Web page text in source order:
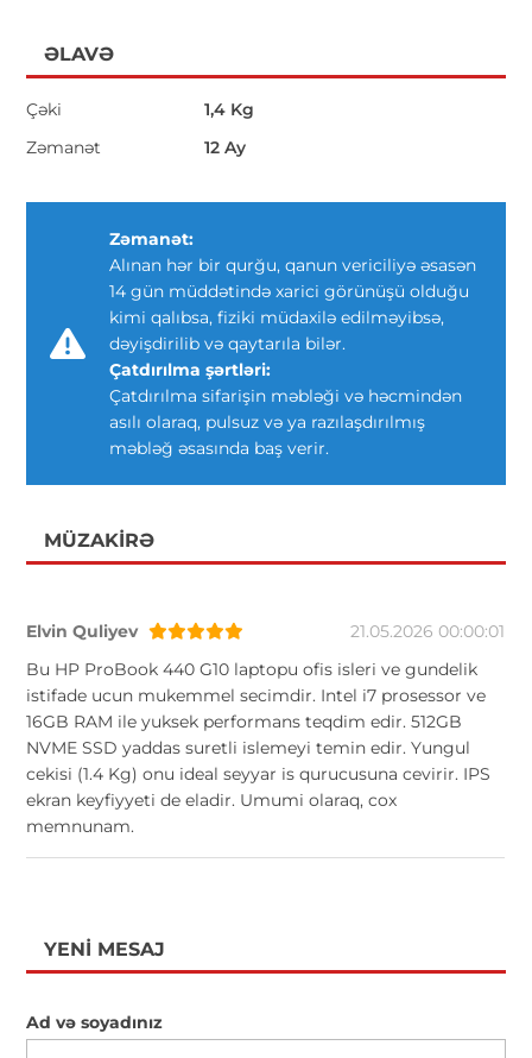
ƏLAVƏ
Çəki
1,4 Kg
Zəmanət
12 Ay
Zəmanət:
Alınan hər bir qurğu, qanun vericiliyə əsasən
14 gün müddətində xarici görünüşü olduğu
kimi qalıbsa, fiziki müdaxilə edilməyibsə,
dəyişdirilib və qaytarıla bilər.
Çatdırılma şərtləri:
Çatdırılma sifarişin məbləği və həcmindən
asılı olaraq, pulsuz və ya razılaşdırılmış
məbləğ əsasında baş verir.
MÜZAKIRƏ
Elvin Quliyev
21.05.2026 00:00:01
Bu HP ProBook 440 G10 laptopu ofis isleri ve gundelik
istifade ucun mukemmel secimdir. Intel i7 prosessor ve
16GB RAM ile yuksek performans teqdim edir. 512GB
NVME SSD yaddas suretli islemeyi temin edir. Yungul
cekisi (1.4 Kg) onu ideal seyyar is qurucusuna cevirir. IPS
ekran keyfiyyeti de eladir. Umumi olaraq, cox
memnunam.
YENI MESAJ
Ad və soyadınız